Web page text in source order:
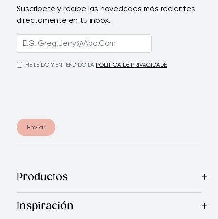
Suscríbete y recibe las novedades más recientes
directamente en tu inbox.
HE LEÍDO Y ENTENDIDO LA POLITICA DE PRIVACIDADE
Enviar
Productos
Mas VendidosCocinaCuchillosVajillasElectrodomésticos
Inspiración